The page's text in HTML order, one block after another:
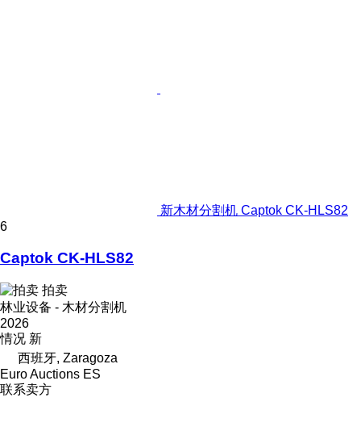
新木材分割机 Captok CK-HLS82
6
Captok CK-HLS82
拍卖
林业设备 - 木材分割机
2026
情况 新
西班牙, Zaragoza
Euro Auctions ES
联系卖方